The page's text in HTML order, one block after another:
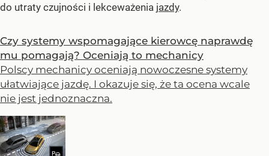
do utraty czujności i lekceważenia jazdy.
Czy systemy wspomagające kierowcę naprawdę
mu pomagają? Oceniają to mechanicy
Polscy mechanicy oceniają nowoczesne systemy
ułatwiające jazdę. I okazuje się, że ta ocena wcale
nie jest jednoznaczna.